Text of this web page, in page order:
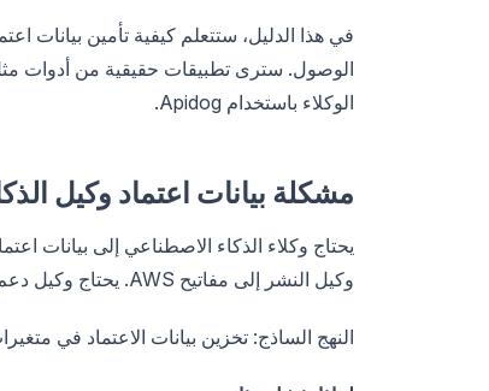
الوكلاء باستخدام Apidog.
مشكلة بيانات اعتماد وكيل
وكيل النشر إلى مفاتيح AWS. يحتاج وكيل دعم العملاء إلى الوصول إلى CRM API.
النهج الساذج: تخزين بيانات الاعتماد في